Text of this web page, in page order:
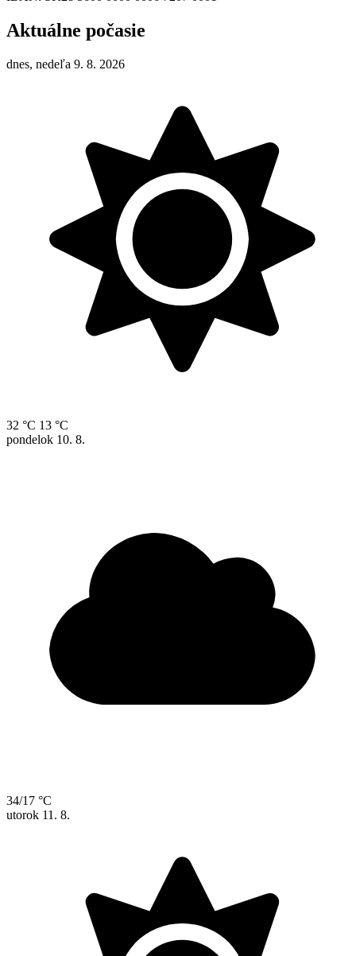
Aktuálne počasie
dnes, nedeľa 9. 8. 2026
32 °C 13 °C
pondelok 10. 8.
34/17 °C
utorok 11. 8.